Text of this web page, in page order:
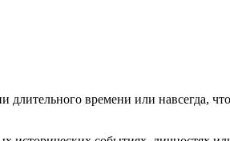
длительного времени или